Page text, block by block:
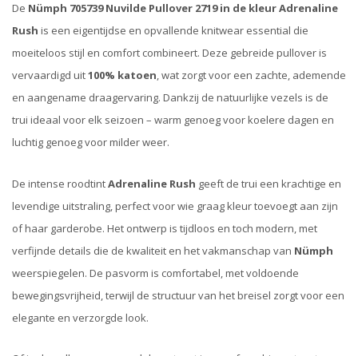
De Nümph 705739 Nuvilde Pullover 2719 in de kleur Adrenaline
Rush is een eigentijdse en opvallende knitwear essential die
moeiteloos stijl en comfort combineert. Deze gebreide pullover is
vervaardigd uit100% katoen, wat zorgt voor een zachte, ademende
en aangename draagervaring. Dankzij de natuurlijke vezels is de
trui ideaal voor elk seizoen – warm genoeg voor koelere dagen en
luchtig genoeg voor milder weer.
De intense roodtintAdrenaline Rush geeft de trui een krachtige en
levendige uitstraling, perfect voor wie graag kleur toevoegt aan zijn
of haar garderobe. Het ontwerp is tijdloos en toch modern, met
verfijnde details die de kwaliteit en het vakmanschap van Nümph
weerspiegelen. De pasvorm is comfortabel, met voldoende
bewegingsvrijheid, terwijl de structuur van het breisel zorgt voor een
elegante en verzorgde look.